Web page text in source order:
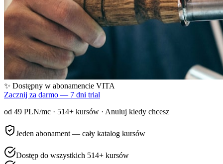
✨ Dostępny w abonamencie VITA
Zacznij za darmo — 7 dni trial
od 49 PLN/mc · 514+ kursów · Anuluj kiedy chcesz
Jeden abonament — cały katalog kursów
Dostęp do wszystkich 514+ kursów